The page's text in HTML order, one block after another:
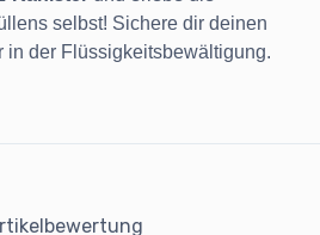
selbst! Sichere dir deinen
in der Flüssigkeitsbewältigung.